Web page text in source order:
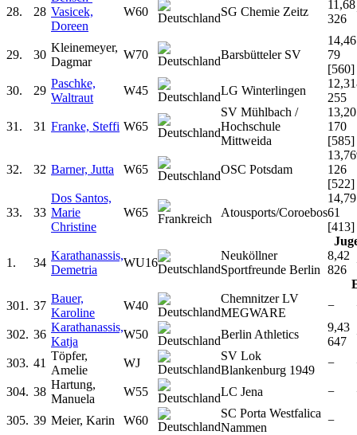
28. 28 Vasicek,
Doreen
W60 SG Chemie Zeitz
11,68
326
29. 30
Kleinemeyer,
Dagmar
W70 Barsbütteler SV
14,46
79
[560]
30.
29
Paschke,
Waltraut
W45 LG Winterlingen
12,31
255
31. 31 Franke, Steffi W65
SV Mühlbach /
Hochschule
Mittweida
13,20
170
[585]
32. 32 Barner, Jutta W65 OSC Potsdam
13,76
126
[522]
33. 33
Dos Santos,
Marie
Christine
W65 Atousports/Coroebos
14,79
61
[413]
1.
34
Karathanassis,
Demetria
WU16
Neuköllner
Sportfreunde Berlin
8,42
826
301. 37
Bauer,
Karoline
W40
Chemnitzer LV
MEGWARE
−
302. 36
Karathanassis,
Katja
W50 Berlin Athletics
9,43
647
303. 41
Töpfer,
Amelie
WJ
SV Lok
Blankenburg 1949
−
304. 38
Hartung,
Manuela
W55 LC Jena −
305. 39 Meier, Karin W60
SC Porta Westfalica
Nammen
−